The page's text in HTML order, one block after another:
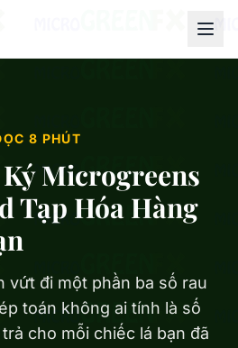
8 PHÚT
Microgreens
Tạp Hóa Hàng
vứt đi một phần ba số rau
toán không ai tính là số
cho mỗi chiếc lá bạn đã